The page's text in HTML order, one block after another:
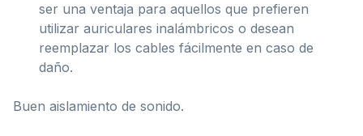
ser una ventaja para aquellos que prefieren
utilizar auriculares inalámbricos o desean
reemplazar los cables fácilmente en caso de
daño.
Buen aislamiento de sonido.